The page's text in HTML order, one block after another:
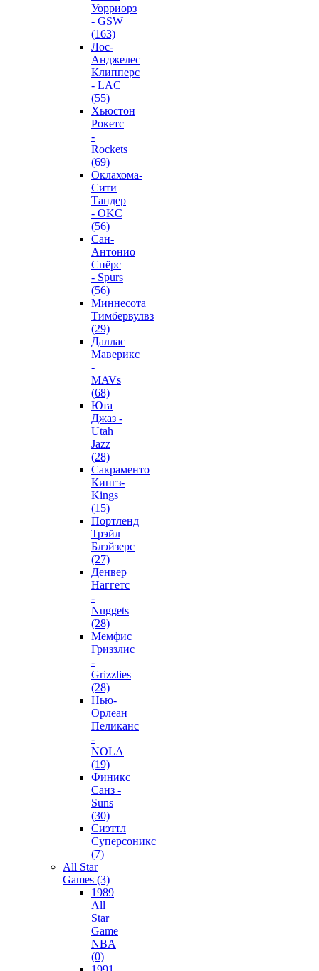
Уорриорз
- GSW
(163)
Лос-
Анджелес
Клипперс
- LAC
(55)
Хьюстон
Рокетс
-
Rockets
(69)
Оклахома-
Сити
Тандер
- OKC
(56)
Сан-
Антонио
Спёрс
- Spurs
(56)
Миннесота
Тимбервулвз
(29)
Даллас
Маверикс
-
MAVs
(68)
Юта
Джаз -
Utah
Jazz
(28)
Сакраменто
Кингз-
Kings
(15)
Портленд
Трэйл
Блэйзерс
(27)
Денвер
Наггетс
-
Nuggets
(28)
Мемфис
Гриззлис
-
Grizzlies
(28)
Нью-
Орлеан
Пеликанс
-
NOLA
(19)
Финикс
Санз -
Suns
(30)
Сиэттл
Суперсоникс
(7)
All Star
Games (3)
1989
All
Star
Game
NBA
(0)